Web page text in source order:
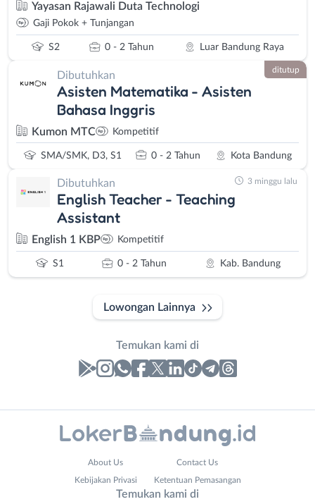
Yayasan Rajawali Duta Technologi
Gaji Pokok + Tunjangan
S2 0 - 2 Tahun Luar Bandung Raya
Dibutuhkan
Asisten Matematika - Asisten
Bahasa Inggris
Kumon MTC Kompetitif
SMA/SMK, D3, S1 0 - 2 Tahun Kota Bandung
ditutup
Dibutuhkan
English Teacher - Teaching
Assistant
English 1 KBP Kompetitif
S1 0 - 2 Tahun Kab. Bandung
3 minggu lalu
Lowongan Lainnya
Temukan kami di
Lowongan
About Us Contact Us
Kebijakan Privasi Ketentuan Pemasangan
Temukan kami di